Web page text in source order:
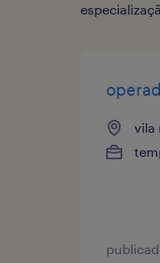
vila